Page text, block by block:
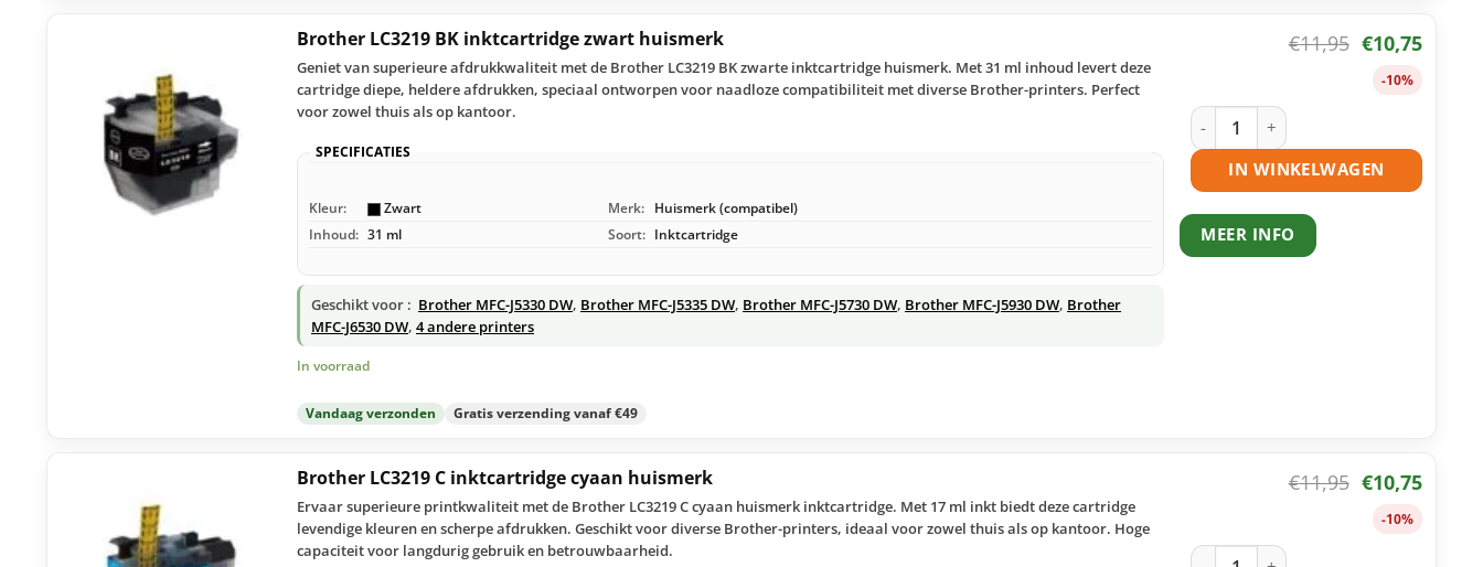
Brother LC3219 BK inktcartridge zwart huismerk
Geniet van superieure afdrukkwaliteit met de Brother LC3219 BK zwarte inktcartridge huismerk. Met 31 ml inhoud levert deze
cartridge diepe, heldere afdrukken, speciaal ontworpen voor naadloze compatibiliteit met diverse Brother-printers. Perfect
voor zowel thuis als op kantoor.
SPECIFICATIES
Kleur: Zwart Merk: Huismerk (compatibel)
Inhoud: 31 ml Soort: Inktcartridge
Geschikt voor : Brother MFC-J5330 DW, Brother MFC-J5335 DW, Brother MFC-J5730 DW, Brother MFC-J5930 DW, Brother
MFC-J6530 DW, 4 andere printers
In voorraad
Vandaag verzonden Gratis verzending vanaf €49
€11,95 €10,75
-10%
Brother LC3219 BK inktcartridge
IN WINKELWAGEN
MEER INFO
Brother LC3219 C inktcartridge cyaan huismerk
Ervaar superieure printkwaliteit met de Brother LC3219 C cyaan huismerk inktcartridge. Met 17 ml inkt biedt deze cartridge
levendige kleuren en scherpe afdrukken. Geschikt voor diverse Brother-printers, ideaal voor zowel thuis als op kantoor. Hoge
capaciteit voor langdurig gebruik en betrouwbaarheid.
€11,95 €10,75
-10%
Brother LC3219 C inktcartridge cyaan